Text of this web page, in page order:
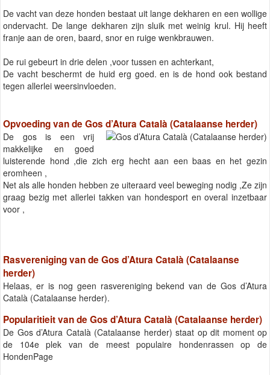
De vacht van deze honden bestaat uit lange dekharen en een wollige
ondervacht. De lange dekharen zijn sluik met weinig krul. Hij heeft
franje aan de oren, baard, snor en ruige wenkbrauwen.
De rui gebeurt in drie delen ,voor tussen en achterkant,
De vacht beschermt de huid erg goed. en is de hond ook bestand
tegen allerlei weersinvloeden.
Opvoeding van de Gos d’Atura Català (Catalaanse herder)
De gos is een vrij
makkelijke en goed
luisterende hond ,die zich erg hecht aan een baas en het gezin
eromheen ,
Net als alle honden hebben ze uiteraard veel beweging nodig ,Ze zijn
graag bezig met allerlei takken van hondesport en overal inzetbaar
voor ,
Rasvereniging van de Gos d’Atura Català (Catalaanse
herder)
Helaas, er is nog geen rasvereniging bekend van de Gos d’Atura
Català (Catalaanse herder).
Popularitieit van de Gos d’Atura Català (Catalaanse herder)
De Gos d’Atura Català (Catalaanse herder) staat op dit moment op
de 104e plek van de meest populaire hondenrassen op de
HondenPage